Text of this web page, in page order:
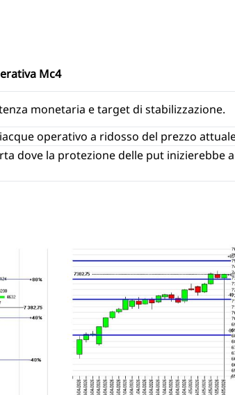
Mc4
monetaria e target di stabilizzazione.
operativo a ridosso del prezzo
dove la protezione delle put inizierebbe a